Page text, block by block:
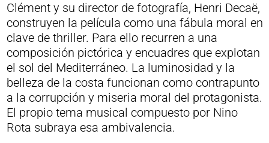
Clément y su director de fotografía, Henri Decaë,
construyen la película como una fábula moral en
clave de thriller. Para ello recurren a una
composición pictórica y encuadres que explotan
el sol del Mediterráneo. La luminosidad y la
belleza de la costa funcionan como contrapunto
a la corrupción y miseria moral del protagonista.
El propio tema musical compuesto por Nino
Rota subraya esa ambivalencia.